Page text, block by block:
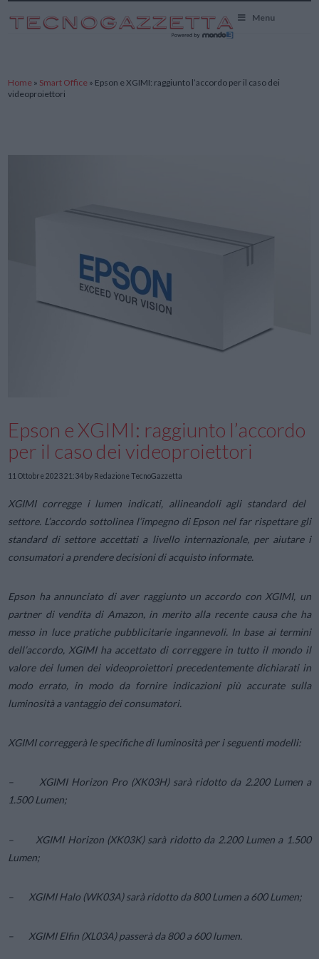
Menu
Home » Smart Office » Epson e XGIMI: raggiunto l’accordo per il caso dei
videoproiettori
Epson e XGIMI: raggiunto l’accordo
per il caso dei videoproiettori
11 Ottobre 2023 21:34 by Redazione TecnoGazzetta
XGIMI corregge i lumen indicati, allineandoli agli standard del
settore. L’accordo sottolinea l’impegno di Epson nel far rispettare gli
standard di settore accettati a livello internazionale, per aiutare i
consumatori a prendere decisioni di acquisto informate.
Epson ha annunciato di aver raggiunto un accordo con XGIMI, un
partner di vendita di Amazon, in merito alla recente causa che ha
messo in luce pratiche pubblicitarie ingannevoli. In base ai termini
dell’accordo, XGIMI ha accettato di correggere in tutto il mondo il
valore dei lumen dei videoproiettori precedentemente dichiarati in
modo errato, in modo da fornire indicazioni più accurate sulla
luminosità a vantaggio dei consumatori.
XGIMI correggerà le specifiche di luminosità per i seguenti modelli:
– XGIMI Horizon Pro (XK03H) sarà ridotto da 2.200 Lumen a
1.500 Lumen;
– XGIMI Horizon (XK03K) sarà ridotto da 2.200 Lumen a 1.500
Lumen;
– XGIMI Halo (WK03A) sarà ridotto da 800 Lumen a 600 Lumen;
– XGIMI Elfin (XL03A) passerà da 800 a 600 lumen.